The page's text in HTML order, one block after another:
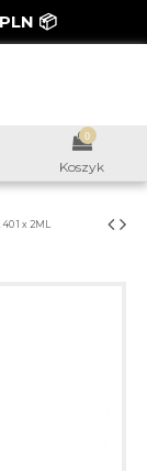
📦
0
Koszyk
1 x 2ML